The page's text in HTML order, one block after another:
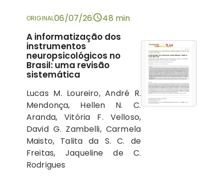
ORIGINAL06/07/26 48 min
A informatização dos
instrumentos
neuropsicológicos no
Brasil: uma revisão
sistemática
Lucas M. Loureiro, André R.
Mendonça, Hellen N. C.
Aranda, Vitória F. Velloso,
David G. Zambelli, Carmela
Maisto, Talita da S. C. de
Freitas, Jaqueline de C.
Rodrigues